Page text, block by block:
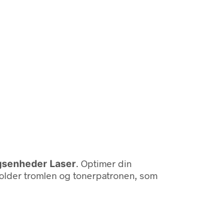
Laser . Optimer din
tromlen og tonerpatronen, som